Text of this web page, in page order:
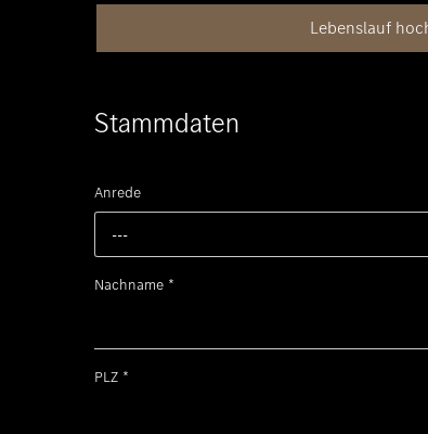
Lebenslauf
Stammdaten
Anrede
---
Nachname *
PLZ *